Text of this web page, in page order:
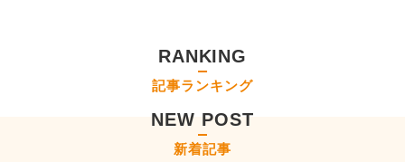
RANKING
記事ランキング
NEW POST
新着記事